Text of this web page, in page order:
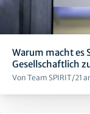
Warum macht es
Gesellschaftlich
Von Team SPIRIT/21